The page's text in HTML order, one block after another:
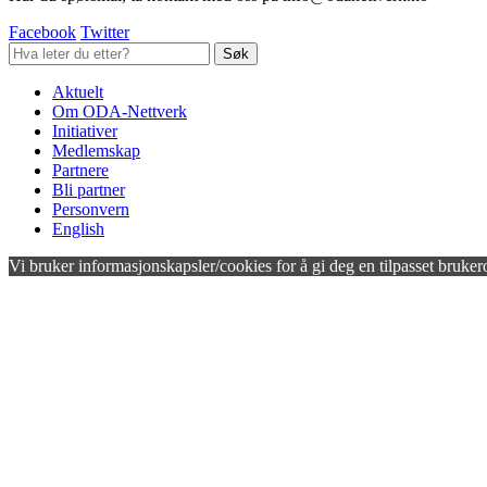
Facebook Twitter
Aktuelt
Om ODA-Nettverk
Initiativer
Medlemskap
Partnere
Bli partner
Personvern
English
Vi bruker informasjonskapsler/cookies for å gi deg en tilpasset